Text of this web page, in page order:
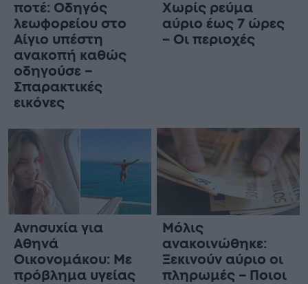
ποτέ: Οδηγός
λεωφορείου στο
Αίγιο υπέστη
ανακοπή καθώς
οδηγούσε –
Σπαρακτικές
εικόνες
Χωρίς ρεύμα
αύριο έως 7 ώρες
– Οι περιοχές
Ανnσυxία για
Αθηνά
Οικονομάκου: Με
πρόβλημα υγείας
Μόλις
ανακοινώθηκε:
Ξεκινούν αύριο οι
πληρωμές – Ποιοι